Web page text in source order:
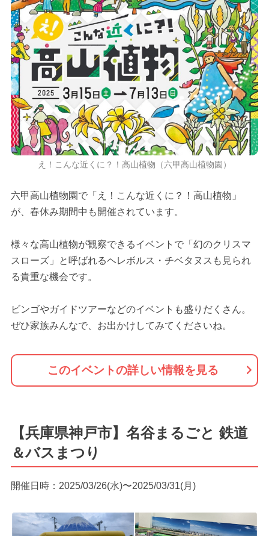
え！こんな近くに？！高山植物（六甲高山植物園）
六甲高山植物園で「え！こんな近くに？！高山植物」
が、春休み期間中も開催されています。
様々な高山植物が観察できるイベントで「幻のクリスマ
スローズ」と呼ばれるヘレボルス・チベタヌスも見られ
る貴重な機会です。
ビンゴやガイドツアーなどのイベントも盛りだくさん。
ぜひ家族みんなで、お出かけしてみてくださいね。
このイベントの詳しい情報を見る
【兵庫県神戸市】名谷まるごと 鉄道
＆バスまつり
開催日時：2025/03/26(水)〜2025/03/31(月)